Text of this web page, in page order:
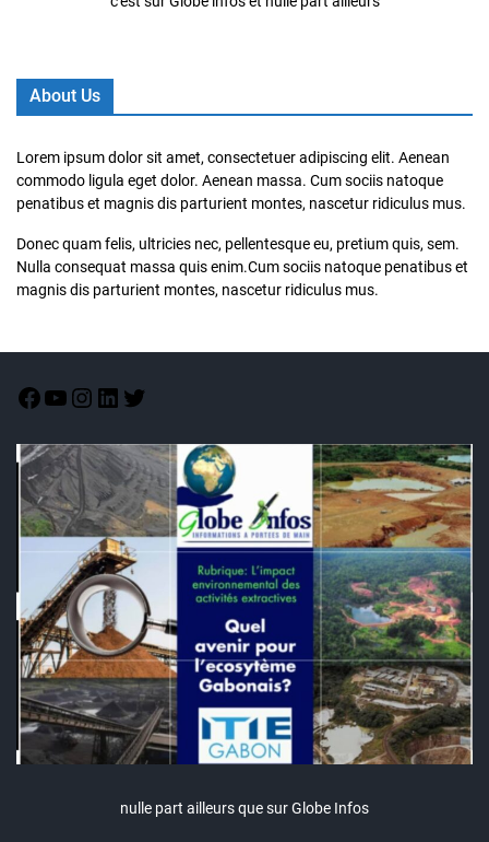
About Us
Lorem ipsum dolor sit amet, consectetuer adipiscing elit. Aenean
commodo ligula eget dolor. Aenean massa. Cum sociis natoque
penatibus et magnis dis parturient montes, nascetur ridiculus mus.
Donec quam felis, ultricies nec, pellentesque eu, pretium quis, sem.
Nulla consequat massa quis enim.Cum sociis natoque penatibus et
magnis dis parturient montes, nascetur ridiculus mus.
nulle part ailleurs que sur Globe Infos